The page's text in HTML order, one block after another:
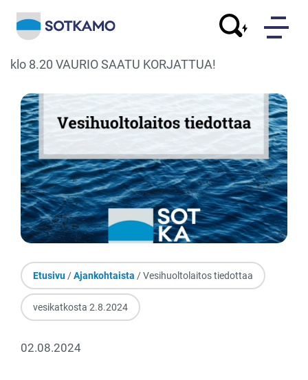
klo 8.20 VAURIO SAATU KORJATTUA!
Etusivu /Ajankohtaista / Vesihuoltolaitos tiedottaa
vesikatkosta 2.8.2024
02.08.2024